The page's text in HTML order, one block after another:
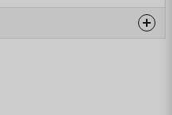
action game. It starts
(Getafix, Geriatrix and
on with the player
and must cross the sea.
countries, including
and Hispania. The aim is to